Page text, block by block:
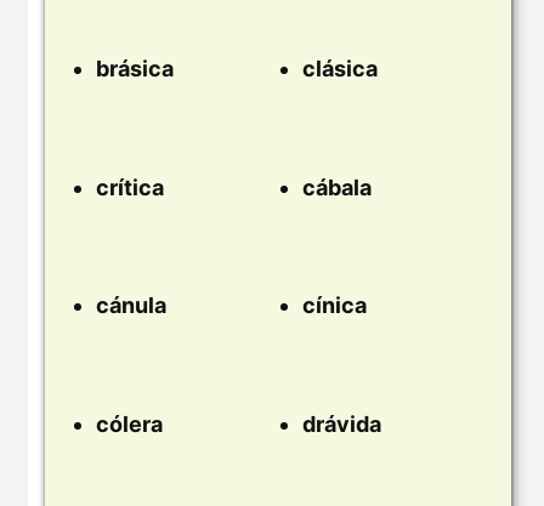
brásica clásica
crítica cábala
cánula cínica
cólera drávida